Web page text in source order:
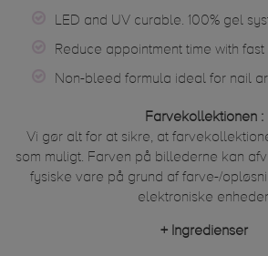
LED and UV curable. 100% gel
Reduce appointment time with
Non-bleed formula ideal for nail
Farvekollektionen :
Vi gør alt for at sikre, at
som muligt. Farven på billederne kan
fysiske vare på grund af farve-/
elektroniske
+ Ingredienser